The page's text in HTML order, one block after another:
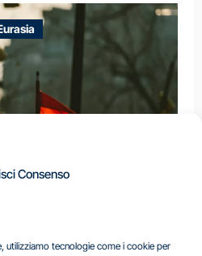
Consenso
utilizziamo tecnologie come i cookie per